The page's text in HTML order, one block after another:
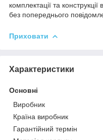
комплектації та конструкції
без попереднього
Приховати
Характеристики
Основні
Виробник
Країна виробник
Гарантійний термін